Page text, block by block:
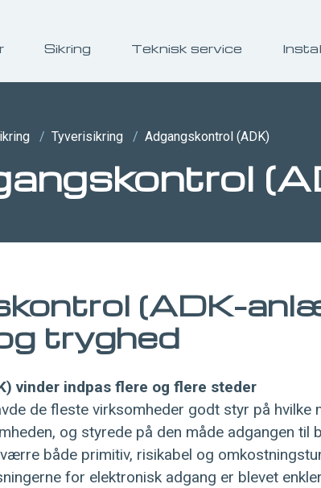
Sikring Teknisk service
/ Tyverisikring / Adgangskontrol (ADK)
(ADK-
tryghed
vinder indpas flere og flere steder
de fleste virksomheder godt styr på hvilke
og styrede på den måde adgangen til
både primitiv, risikabel og
for elektronisk adgang er blevet